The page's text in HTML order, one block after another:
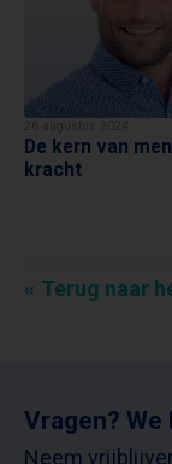
De kern van
kracht
Terug naar
Vragen? We
Neem